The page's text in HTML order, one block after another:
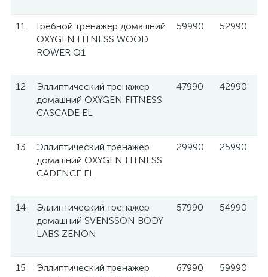
11
Гребной тренажер домашний
OXYGEN FITNESS WOOD
ROWER Q1
59990 52990
12
Эллиптический тренажер
домашний OXYGEN FITNESS
CASCADE EL
47990 42990
13
Эллиптический тренажер
домашний OXYGEN FITNESS
CADENCE EL
29990 25990
14
Эллиптический тренажер
домашний SVENSSON BODY
LABS ZENON
57990 54990
15
Эллиптический тренажер
67990 59990